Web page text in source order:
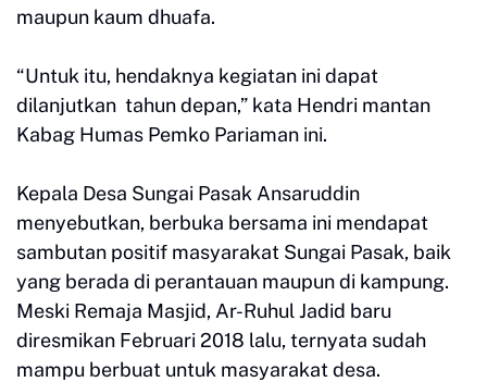
maupun kaum dhuafa.
“Untuk itu, hendaknya kegiatan ini dapat
dilanjutkan tahun depan,” kata Hendri mantan
Kabag Humas Pemko Pariaman ini.
Kepala Desa Sungai Pasak Ansaruddin
menyebutkan, berbuka bersama ini mendapat
sambutan positif masyarakat Sungai Pasak, baik
yang berada di perantauan maupun di kampung.
Meski Remaja Masjid, Ar-Ruhul Jadid baru
diresmikan Februari 2018 lalu, ternyata sudah
mampu berbuat untuk masyarakat desa.